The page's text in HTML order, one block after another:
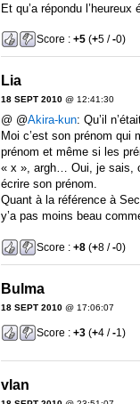
Et qu’a répondu
Score : +5(+5 /-0)
Lia
18 SEPT 2010@ 12:41:30
@ @Akira-kun: Qu’il
Moi c’est son prénom qui
prénom et même si les
« x », argh… Oui, je sais,
écrire son prénom.
Quant à la référence à
y’a pas moins beau
Score : +8(+8 /-0)
Bulma
18 SEPT 2010@ 17:06:07
Score : +3(+4 /-1)
vlan